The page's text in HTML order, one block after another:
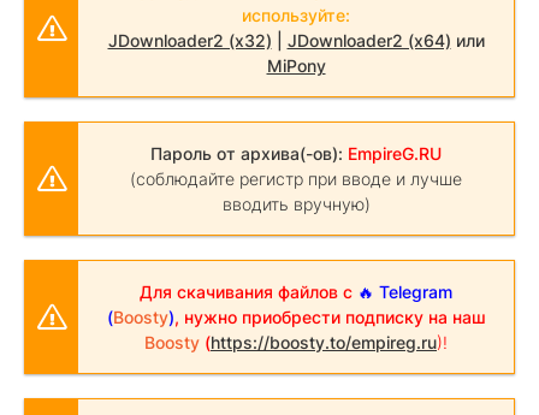
используйте:
JDownloader2 (x32)
JDownloader2 (x64) или
MiPony
Пароль от архива(-ов): EmpireG.RU
(соблюдайте регистр при вводе и лучше
вводить вручную)
Для скачивания файлов с 🔥 Telegram
(Boosty), нужно приобрести подписку на наш
Boosty (https://boosty.to/empireg.ru)!